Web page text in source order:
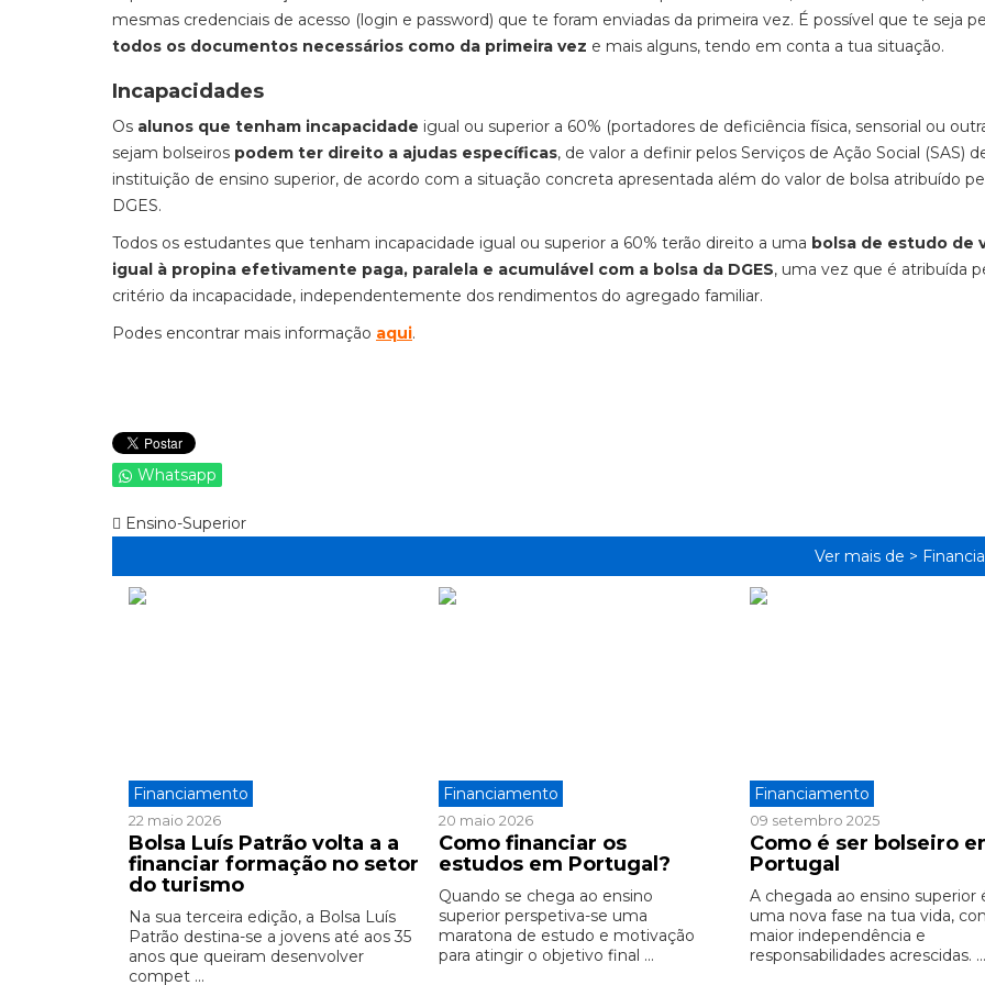
mesmas credenciais de acesso (login e password) que te foram enviadas da primeira vez. É possível que te seja
todos os documentos necessários como da primeira vez e mais alguns, tendo em conta a tua situação.
Incapacidades
Os alunos que tenham incapacidade igual ou superior a 60% (portadores de deficiência física, sensorial ou
sejam bolseiros podem ter direito a ajudas específicas, de valor a definir pelos Serviços de Ação Social (SAS)
instituição de ensino superior, de acordo com a situação concreta apresentada além do valor de bolsa atribuído
DGES.
Todos os estudantes que tenham incapacidade igual ou superior a 60% terão direito a uma bolsa de estudo de
igual à propina efetivamente paga, paralela e acumulável com a bolsa da DGES, uma vez que é atribuída
critério da incapacidade, independentemente dos rendimentos do agregado familiar.
Podes encontrar mais informação aqui.
Whatsapp
Ensino-Superior
Ver mais de >
Financiamento
22 maio 2026
Bolsa Luís Patrão volta a a
financiar formação no setor
do turismo
Na sua terceira edição, a Bolsa Luís
Patrão destina-se a jovens até aos 35
anos que queiram desenvolver
compet ...
Financiamento
20 maio 2026
Como financiar os
estudos em Portugal?
Quando se chega ao ensino
superior perspetiva-se uma
maratona de estudo e motivação
para atingir o objetivo final ...
Financiamento
09 setembro 2025
Como é ser bolseiro
Portugal
A chegada ao ensino superior
uma nova fase na tua vida,
maior independência e
responsabilidades acrescidas. ...